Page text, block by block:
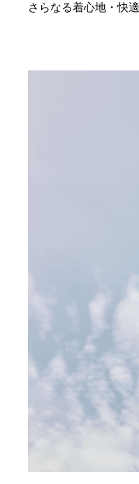
さらなる着心地・快